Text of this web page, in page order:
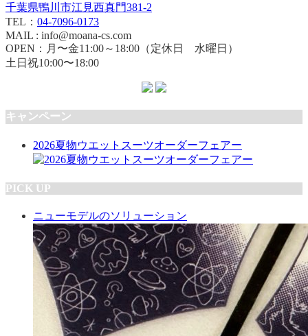
千葉県鴨川市江見西真門381-2
TEL： 04-7096-0173
MAIL : info@moana-cs.com
OPEN：月〜金11:00～18:00（定休日 水曜日）
土日祝10:00〜18:00
キャンペーン
2026夏物ウエットスーツオーダーフェアー
PICK UP
ニューモデルのソリューション